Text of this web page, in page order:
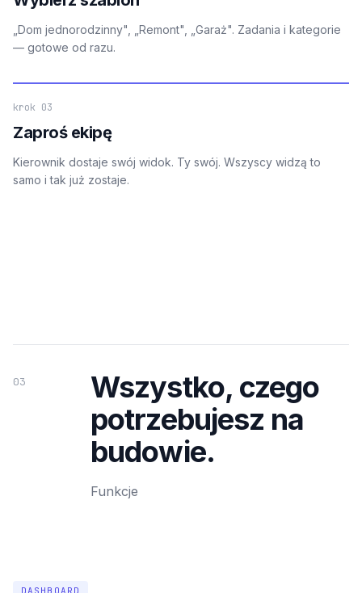
„Dom jednorodzinny", „Remont", „Garaż". Zadania i kategorie
— gotowe od razu.
krok 03
Zaproś ekipę
Kierownik dostaje swój widok. Ty swój. Wszyscy widzą to
samo i tak już zostaje.
03
Wszystko, czego
potrzebujesz na
budowie.
Funkcje
DASHBOARD